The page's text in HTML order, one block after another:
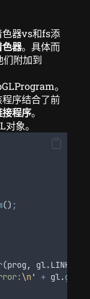
色器vs和fs添
色器。具体而
附加到
。
序结合了前
接程序。
象。
() ;
(prog , gl.
\n' + gl.